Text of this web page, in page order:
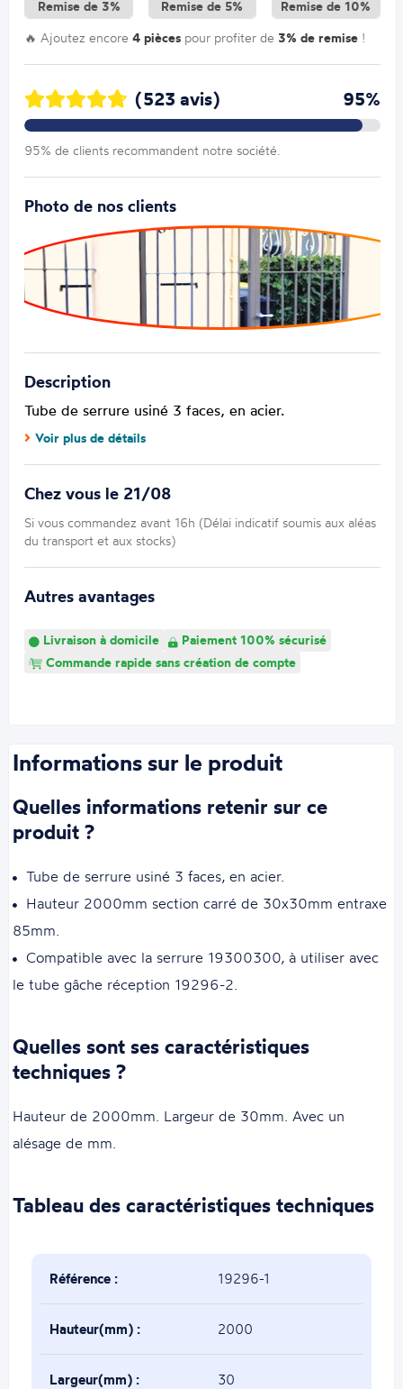
Remise de 3% Remise de 5% Remise de 10%
🔥 Ajoutez encore4 pièces pour profiter de 3% de remise !
(523 avis) 95%
95% de clients recommandent notre société.
Photo de nos clients
Description
Tube de serrure usiné 3 faces, en acier.
Voir plus de détails
Chez vous le 21/08
Si vous commandez avant 16h (Délai indicatif soumis aux aléas
du transport et aux stocks)
Autres avantages
Livraison à domicile
Paiement 100% sécurisé
Commande rapide sans création de compte
Informations sur le produit
Quelles informations retenir sur ce
produit ?
Tube de serrure usiné 3 faces, en acier.
Hauteur 2000mm section carré de 30x30mm entraxe
85mm.
Compatible avec la serrure 19300300, à utiliser avec
le tube gâche réception 19296-2.
Quelles sont ses caractéristiques
techniques ?
Hauteur de 2000mm. Largeur de 30mm. Avec un
alésage de mm.
Tableau des caractéristiques techniques
Référence : 19296-1
Hauteur(mm) : 2000
Largeur(mm) : 30